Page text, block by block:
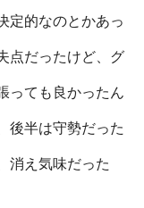
定的なのとかあっ
点だったけど、グ
っても良かったん
後半は守勢だった
消え気味だった